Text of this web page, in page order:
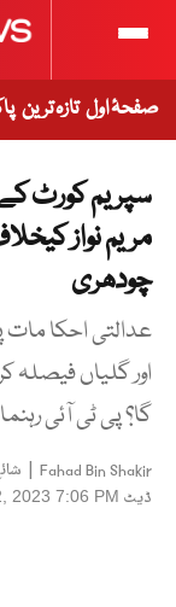
صفحۂ اول تازہ ترین
مریم نواز
چودھری
عدالتی احکا مات
اور گلیاں
گا؟ پی ٹی آئی رہنما
Fahad Bin Shakir
|
ڈیٹ 2023 7:06 PM